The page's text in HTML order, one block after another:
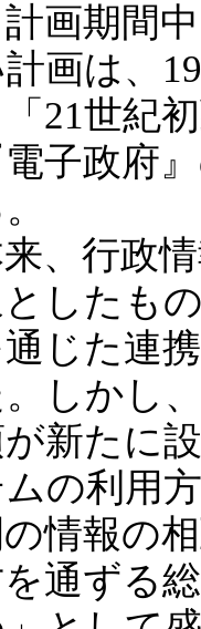
画期間
計画は、
「21世紀
子政府
、行政情
したも
じた連
しかし
新たに
の利用
情報の
通ずる